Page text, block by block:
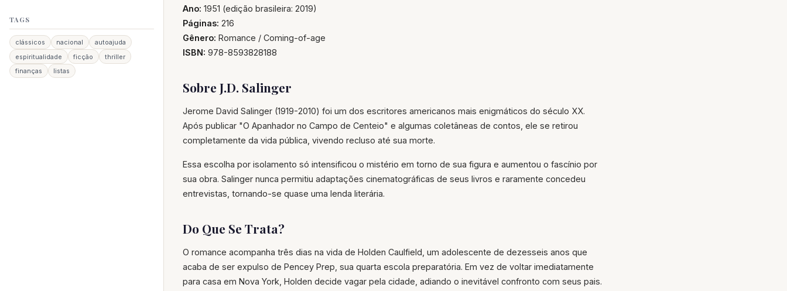
TAGS
clássicos nacional
autoajuda
espiritualidade
ficção
thriller
finanças
listas
Ano: 1951 (edição brasileira: 2019)
Páginas: 216
Gênero: Romance / Coming-of-age
ISBN: 978-8593828188
Sobre J.D. Salinger
Jerome David Salinger (1919-2010) foi um dos escritores americanos mais enigmáticos do século XX.
Após publicar "O Apanhador no Campo de Centeio" e algumas coletâneas de contos, ele se retirou
completamente da vida pública, vivendo recluso até sua morte.
Essa escolha por isolamento só intensificou o mistério em torno de sua figura e aumentou o fascínio por
sua obra. Salinger nunca permitiu adaptações cinematográficas de seus livros e raramente concedeu
entrevistas, tornando-se quase uma lenda literária.
Do Que Se Trata?
O romance acompanha três dias na vida de Holden Caulfield, um adolescente de dezesseis anos que
acaba de ser expulso de Pencey Prep, sua quarta escola preparatória. Em vez de voltar imediatamente
para casa em Nova York, Holden decide vagar pela cidade, adiando o inevitável confronto com seus pais.